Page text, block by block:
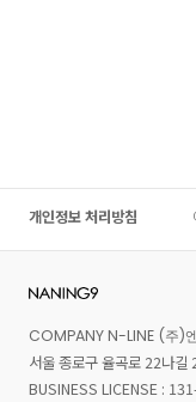
개인정보 처리방침
COMPANY N-LINE (주)
서울 종로구 율곡로 22나
BUSINESS LICENSE :